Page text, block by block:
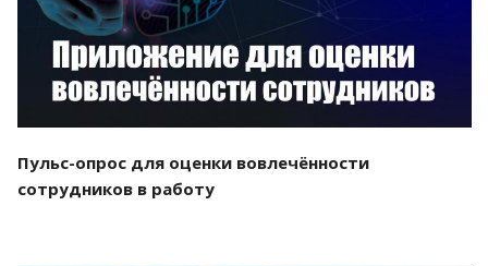
Пульс-опрос для оценки вовлечённости
сотрудников в работу